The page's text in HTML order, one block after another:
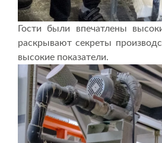
Гости были впечатлены
раскрывают секреты
высокие показатели.